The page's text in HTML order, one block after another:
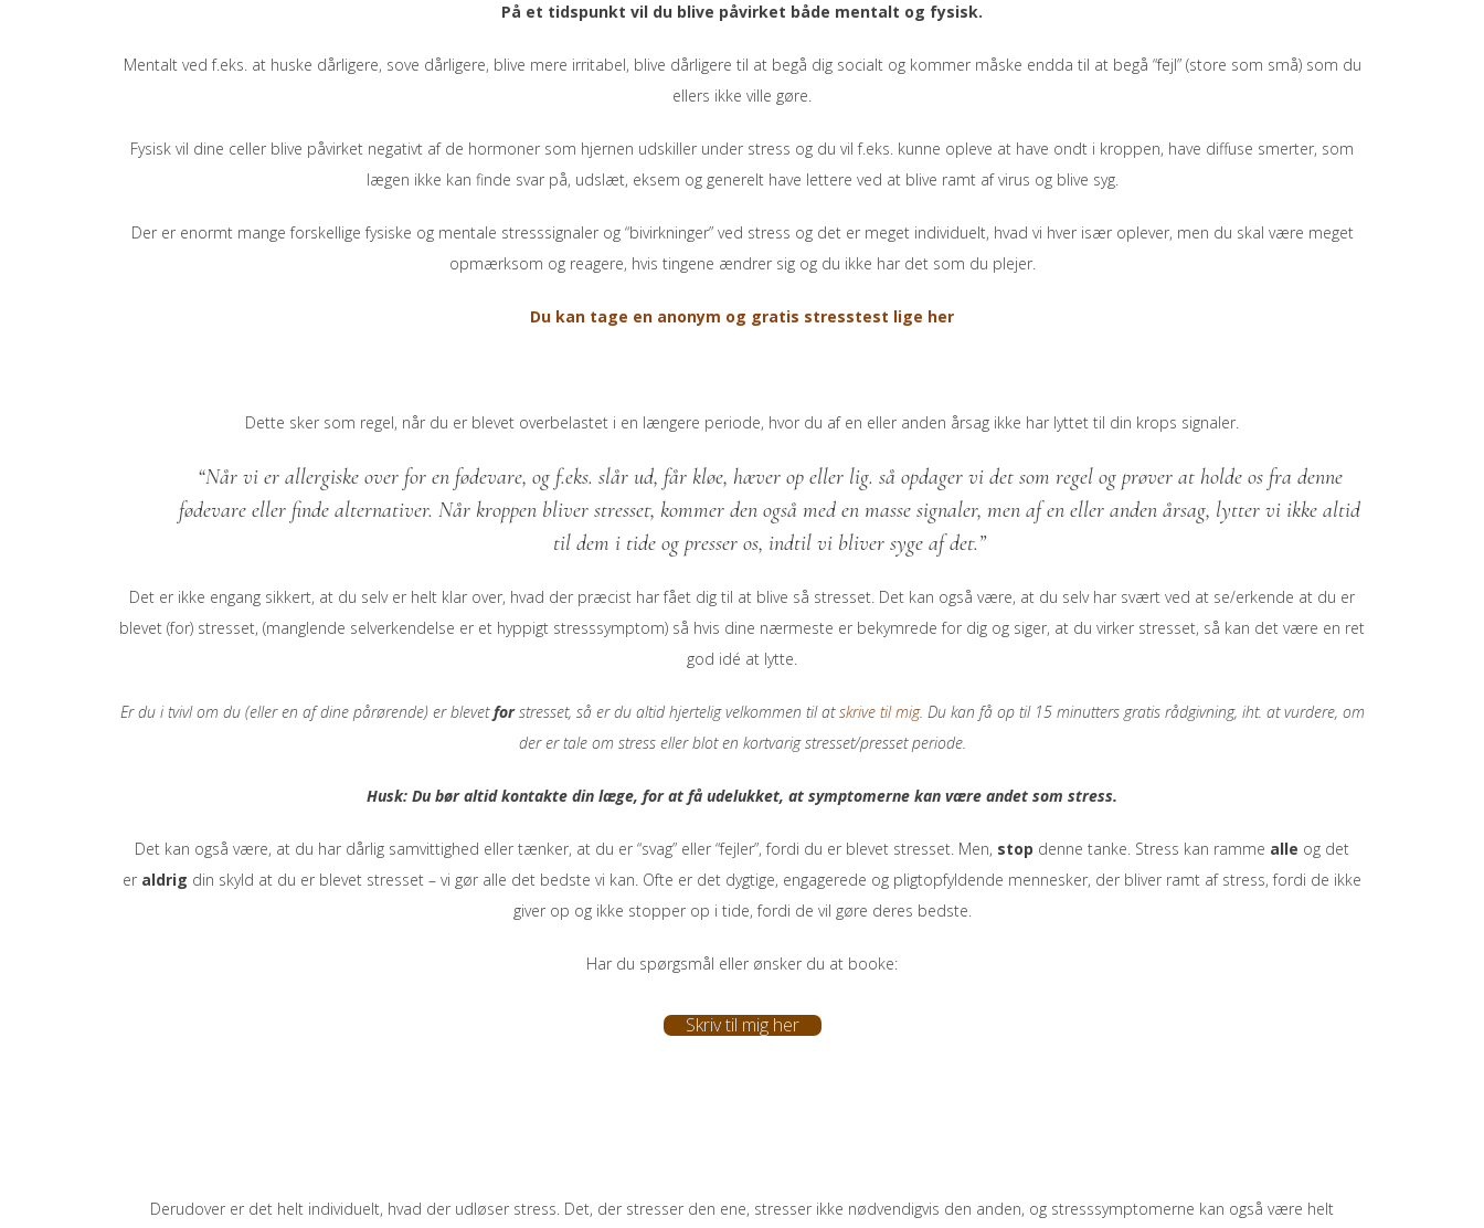
På et tidspunkt vil du blive påvirket både mentalt og fysisk.
Mentalt ved f.eks. at huske dårligere, sove dårligere, blive mere irritabel, blive dårligere til at begå dig socialt og kommer måske endda til at begå “fejl” (store som små) som du
ellers ikke ville gøre.
Fysisk vil dine celler blive påvirket negativt af de hormoner som hjernen udskiller under stress og du vil f.eks. kunne opleve at have ondt i kroppen, have diffuse smerter, som
lægen ikke kan finde svar på, udslæt, eksem og generelt have lettere ved at blive ramt af virus og blive syg.
Der er enormt mange forskellige fysiske og mentale stresssignaler og “bivirkninger” ved stress og det er meget individuelt, hvad vi hver især oplever, men du skal være meget
opmærksom og reagere, hvis tingene ændrer sig og du ikke har det som du plejer.
Du kan tage en anonym og gratis stresstest lige her
Dette sker som regel, når du er blevet overbelastet i en længere periode, hvor du af en eller anden årsag ikke har lyttet til din krops signaler.
“Når vi er allergiske over for en fødevare, og f.eks. slår ud, får kløe, hæver op eller lig. så opdager vi det som regel og prøver at holde os fra denne
fødevare eller finde alternativer. Når kroppen bliver stresset, kommer den også med en masse signaler, men af en eller anden årsag, lytter vi ikke altid
til dem i tide og presser os, indtil vi bliver syge af det.”
Det er ikke engang sikkert, at du selv er helt klar over, hvad der præcist har fået dig til at blive så stresset. Det kan også være, at du selv har svært ved at se/erkende at du er
blevet (for) stresset, (manglende selverkendelse er et hyppigt stresssymptom) så hvis dine nærmeste er bekymrede for dig og siger, at du virker stresset, så kan det være en ret
god idé at lytte.
Er du i tvivl om du (eller en af dine pårørende) er blevetforstresset, så er du altid hjertelig velkommen til atskrive til mig. Du kan få op til 15 minutters gratis rådgivning, iht. at vurdere, om
der er tale om stress eller blot en kortvarig stresset/presset periode.
Husk: Du bør altid kontakte din læge, for at få udelukket, at symptomerne kan være andet som stress.
Det kan også være, at du har dårlig samvittighed eller tænker, at du er “svag” eller “fejler”, fordi du er blevet stresset. Men, stop denne tanke. Stress kan ramme alle og det
er aldrig din skyld at du er blevet stresset – vi gør alle det bedste vi kan. Ofte er det dygtige, engagerede og pligtopfyldende mennesker, der bliver ramt af stress, fordi de ikke
giver op og ikke stopper op i tide, fordi de vil gøre deres bedste.
Har du spørgsmål eller ønsker du at booke:
Skriv til mig her
Derudover er det helt individuelt, hvad der udløser stress. Det, der stresser den ene, stresser ikke nødvendigvis den anden, og stresssymptomerne kan også være helt